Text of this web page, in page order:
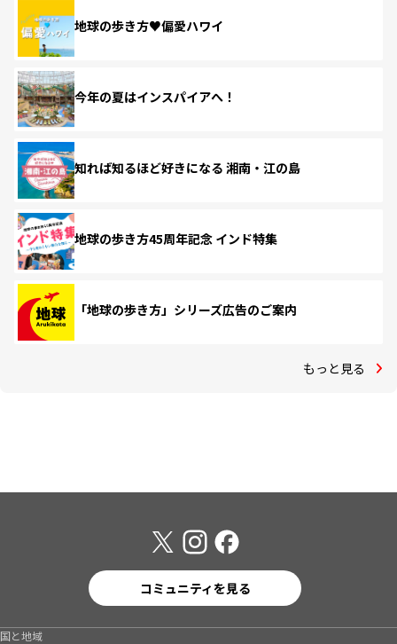
地球の歩き方♥偏愛ハワイ
今年の夏はインスパイアへ！
知れば知るほど好きになる 湘南・江の島
地球の歩き方45周年記念 インド特集
「地球の歩き方」シリーズ広告のご案内
もっと見る
コミュニティを見る
国と地域